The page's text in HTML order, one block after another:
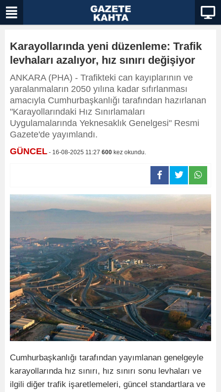
Karayollarında yeni düzenleme: Trafik
levhaları azalıyor, hız sınırı değişiyor
ANKARA (PHA) - Trafikteki can kayıplarının ve
yaralanmaların 2050 yılına kadar sıfırlanması
amacıyla Cumhurbaşkanlığı tarafından hazırlanan
"Karayollarındaki Hız Sınırlamaları
Uygulamalarında Yeknesaklık Genelgesi" Resmi
Gazete'de yayımlandı.
GÜNCEL - 16-08-2025 11:27 600 kez okundu.
Cumhurbaşkanlığı tarafından yayımlanan genelgeyle
karayollarında hız sınırı, hız sınırı sonu levhaları ve
ilgili diğer trafik işaretlemeleri, güncel standartlara ve